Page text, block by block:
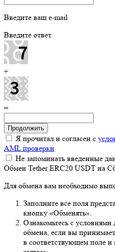
Введите ваш e-mail
Введите ответ
+
=
Я прочитал и согласен с
AML проверки
Не запоминать введенные
Обмен Tether ERC20 USDT на
Для обмена вам необходимо
Заполните все поля
кнопку «Обменять».
Ознакомьтесь с условиями
обмена, если вы
в соответствующем поле